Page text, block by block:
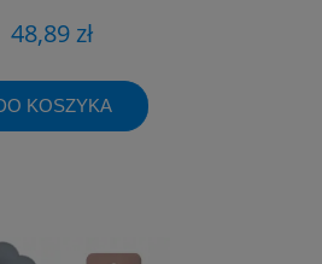
48,89 zł
KOSZYKA